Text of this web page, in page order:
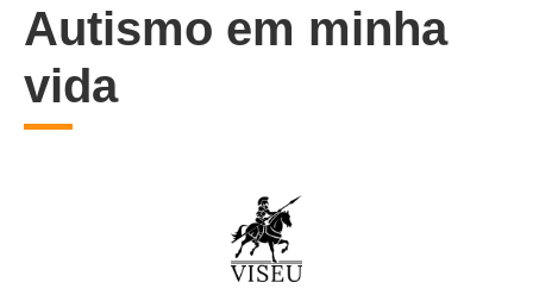
Autismo em minha
vida